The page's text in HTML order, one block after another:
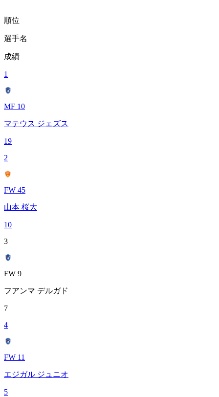
順位
選手名
成績
1
MF 10
マテウス ジェズス
19
2
FW 45
山本 桜大
10
3
FW 9
フアンマ デルガド
7
4
FW 11
エジガル ジュニオ
5